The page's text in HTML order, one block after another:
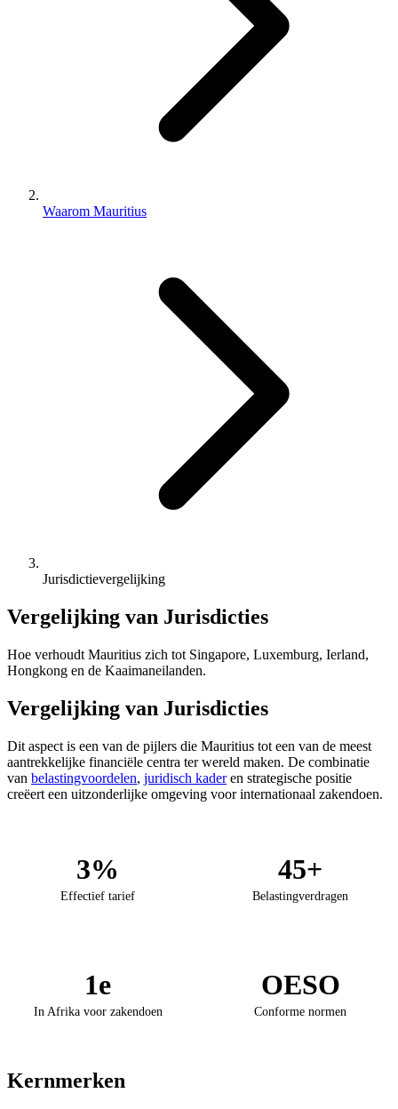
Waarom Mauritius
Jurisdictievergelijking
Vergelijking van Jurisdicties
Hoe verhoudt Mauritius zich tot Singapore, Luxemburg, Ierland,
Hongkong en de Kaaimaneilanden.
Vergelijking van Jurisdicties
Dit aspect is een van de pijlers die Mauritius tot een van de meest
aantrekkelijke financiële centra ter wereld maken. De combinatie
van belastingvoordelen, juridisch kaderen strategische positie
creëert een uitzonderlijke omgeving voor internationaal zakendoen.
3%
Effectief tarief
45+
Belastingverdragen
1e
In Afrika voor zakendoen
OESO
Conforme normen
Kernmerken